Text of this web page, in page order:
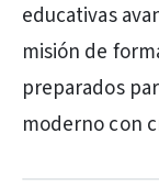
educativas
misión de
preparados
moderno con